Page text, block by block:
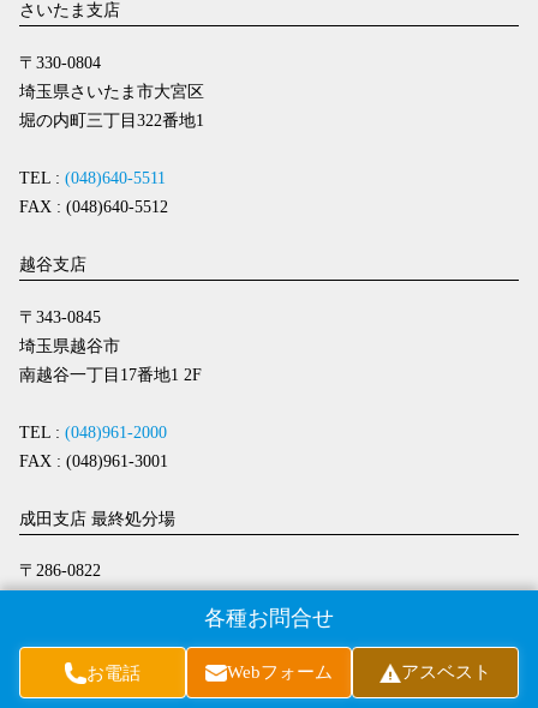
さいたま支店
〒330-0804
埼玉県さいたま市大宮区
堀の内町三丁目322番地1
TEL : (048)640-5511
FAX : (048)640-5512
越谷支店
〒343-0845
埼玉県越谷市
南越谷一丁目17番地1 2F
TEL : (048)961-2000
FAX : (048)961-3001
成田支店 最終処分場
〒286-0822
(0476)36-3000
各種お問合せ
お電話 Webフォーム アスベスト